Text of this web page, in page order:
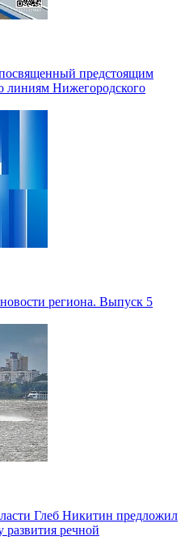
предстоящим
линиям Нижегородского
региона. Выпуск 5
Глеб Никитин предложил
развития речной